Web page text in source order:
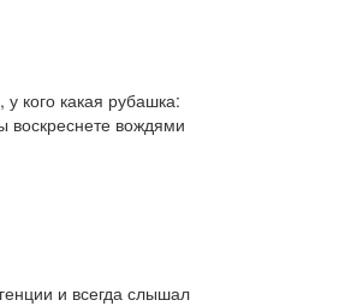
кого какая рубашка:
воскреснете вождями
и всегда слышал